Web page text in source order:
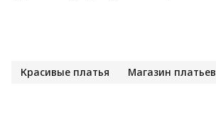
Красивые платья Магазин платьев